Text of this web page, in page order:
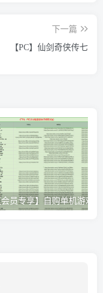
下一篇
【PC】仙剑奇侠传七